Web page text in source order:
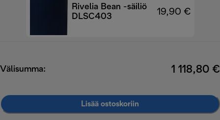
Rivelia Bean -säiliö
DLSC403
19,90 €
Välisumma: 1 118,80 €
Lisää ostoskoriin